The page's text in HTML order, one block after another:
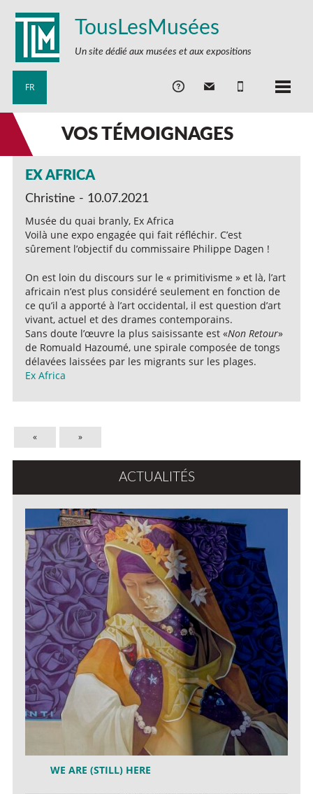
TousLesMusées
Un site dédié aux musées et aux expositions
FR
VOS TÉMOIGNAGES
EX AFRICA
Christine - 10.07.2021
Musée du quai branly, Ex Africa
Voilà une expo engagée qui fait réfléchir. C’est
sûrement l’objectif du commissaire Philippe Dagen !
On est loin du discours sur le « primitivisme » et là, l’art
africain n’est plus considéré seulement en fonction de
ce qu’il a apporté à l’art occidental, il est question d’art
vivant, actuel et des drames contemporains.
Sans doute l’œuvre la plus saisissante est «Non Retour»
de Romuald Hazoumé, une spirale composée de tongs
délavées laissées par les migrants sur les plages.
Ex Africa
« »
ACTUALITÉS
WE ARE (STILL) HERE